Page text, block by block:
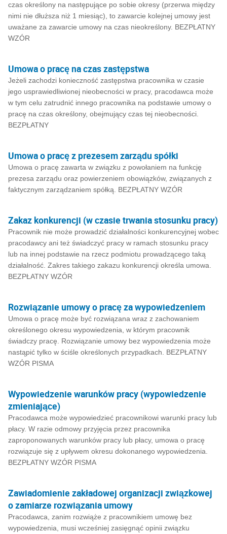
czas określony na następujące po sobie okresy (przerwa między
nimi nie dłuższa niż 1 miesiąc), to zawarcie kolejnej umowy jest
uważane za zawarcie umowy na czas nieokreślony. BEZPŁATNY
WZÓR
Umowa o pracę na czas zastępstwa
Jeżeli zachodzi konieczność zastępstwa pracownika w czasie
jego usprawiedliwionej nieobecności w pracy, pracodawca może
w tym celu zatrudnić innego pracownika na podstawie umowy o
pracę na czas określony, obejmujący czas tej nieobecności.
BEZPŁATNY
Umowa o pracę z prezesem zarządu spółki
Umowa o pracę zawarta w związku z powołaniem na funkcję
prezesa zarządu oraz powierzeniem obowiązków, związanych z
faktycznym zarządzaniem spółką. BEZPŁATNY WZÓR
Zakaz konkurencji (w czasie trwania stosunku pracy)
Pracownik nie może prowadzić działalności konkurencyjnej wobec
pracodawcy ani też świadczyć pracy w ramach stosunku pracy
lub na innej podstawie na rzecz podmiotu prowadzącego taką
działalność. Zakres takiego zakazu konkurencji określa umowa.
BEZPŁATNY WZÓR
Rozwiązanie umowy o pracę za wypowiedzeniem
Umowa o pracę może być rozwiązana wraz z zachowaniem
określonego okresu wypowiedzenia, w którym pracownik
świadczy pracę. Rozwiązanie umowy bez wypowiedzenia może
nastąpić tylko w ściśle określonych przypadkach. BEZPŁATNY
WZÓR PISMA
Wypowiedzenie warunków pracy (wypowiedzenie
zmieniające)
Pracodawca może wypowiedzieć pracownikowi warunki pracy lub
płacy. W razie odmowy przyjęcia przez pracownika
zaproponowanych warunków pracy lub płacy, umowa o pracę
rozwiązuje się z upływem okresu dokonanego wypowiedzenia.
BEZPŁATNY WZÓR PISMA
Zawiadomienie zakładowej organizacji związkowej
o zamiarze rozwiązania umowy
Pracodawca, zanim rozwiąże z pracownikiem umowę bez
wypowiedzenia, musi wcześniej zasięgnąć opinii związku